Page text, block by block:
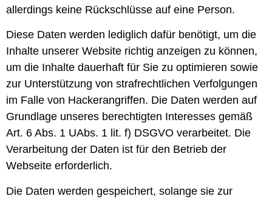
allerdings keine Rückschlüsse auf eine Person.
Diese Daten werden lediglich dafür benötigt, um die
Inhalte unserer Website richtig anzeigen zu können,
um die Inhalte dauerhaft für Sie zu optimieren sowie
zur Unterstützung von strafrechtlichen Verfolgungen
im Falle von Hackerangriffen. Die Daten werden auf
Grundlage unseres berechtigten Interesses gemäß
Art. 6 Abs. 1 UAbs. 1 lit. f) DSGVO verarbeitet. Die
Verarbeitung der Daten ist für den Betrieb der
Webseite erforderlich.
Die Daten werden gespeichert, solange sie zur